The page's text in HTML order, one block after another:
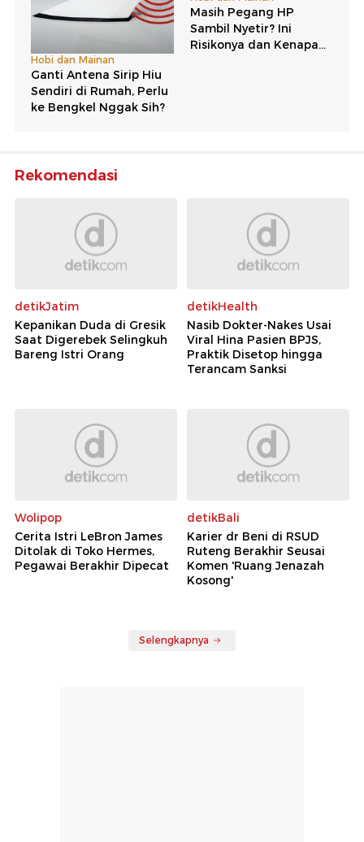
Rekomendasi
detikJatim
Kepanikan Duda di Gresik
Saat Digerebek Selingkuh
Bareng Istri Orang
detikHealth
Nasib Dokter-Nakes Usai
Viral Hina Pasien BPJS,
Praktik Disetop hingga
Terancam Sanksi
Wolipop
Cerita Istri LeBron James
Ditolak di Toko Hermes,
Pegawai Berakhir Dipecat
detikBali
Karier dr Beni di RSUD
Ruteng Berakhir Seusai
Komen 'Ruang Jenazah
Kosong'
Selengkapnya